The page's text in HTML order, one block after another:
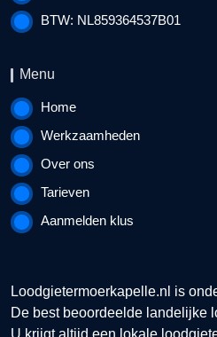
BTW: NL859364537B01
Menu
Home
Werkzaamheden
Over ons
Tarieven
Aanmelden klus
Loodgietermoerkapelle.nl is
De best beoordeelde landelijke
U krijgt altijd een lokale